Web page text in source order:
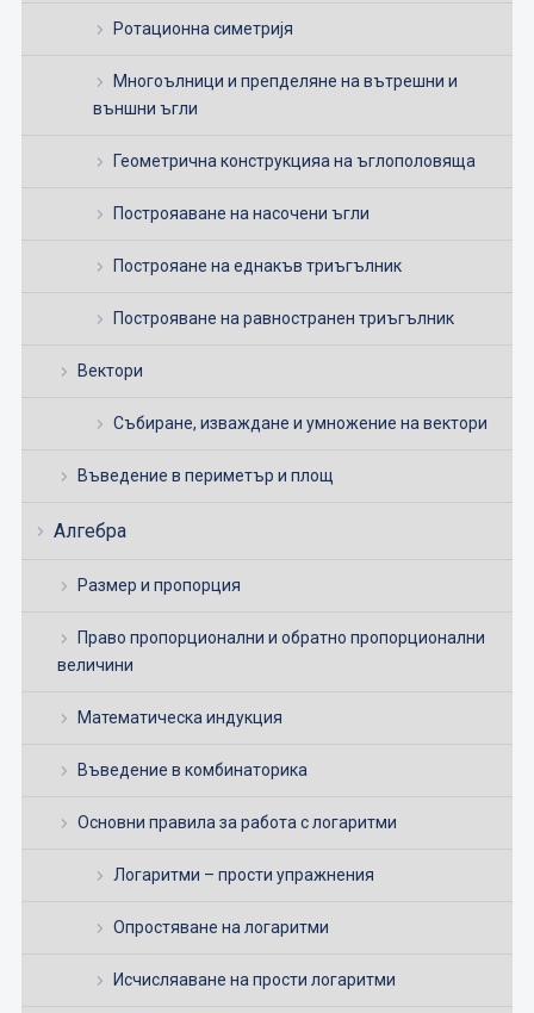
Ротационна симетријя
Многоълници и препделяне на вътрешни и
външни ъгли
Геометрична конструкцияа на ъглополовяща
Построяаване на насочени ъгли
Построяане на еднакъв триъгълник
Построяване на равностранен триъгълник
Вектори
Събиране, изваждане и умножение на вектори
Въведение в периметър и площ
Алгебра
Размер и пропорция
Право пропорционални и обратно пропорционални
величини
Математическа индукция
Въведение в комбинаторика
Основни правила за работа с логаритми
Логаритми – прости упражнения
Опростяване на логаритми
Исчисляаване на прости логаритми